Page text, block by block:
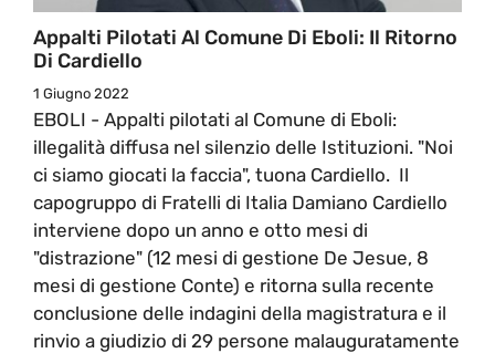
Appalti Pilotati Al Comune Di Eboli: Il Ritorno
Di Cardiello
1 Giugno 2022
EBOLI - Appalti pilotati al Comune di Eboli:
illegalità diffusa nel silenzio delle Istituzioni. "Noi
ci siamo giocati la faccia", tuona Cardiello. Il
capogruppo di Fratelli di Italia Damiano Cardiello
interviene dopo un anno e otto mesi di
"distrazione" (12 mesi di gestione De Jesue, 8
mesi di gestione Conte) e ritorna sulla recente
conclusione delle indagini della magistratura e il
rinvio a giudizio di 29 persone malauguratamente